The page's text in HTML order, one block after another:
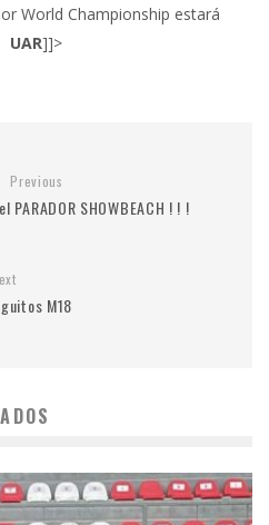
World Championship estará
UAR]]>
Previous
PARADOR SHOWBEACH ! ! !
M18